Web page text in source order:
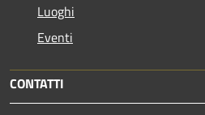
Luoghi
Eventi
CONTATTI